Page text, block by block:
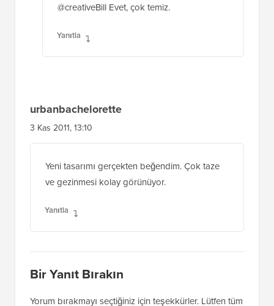
@creativeBill Evet, çok temiz.
Yanıtla
urbanbachelorette
3 Kas 2011, 13:10
Yeni tasarımı gerçekten beğendim. Çok taze
ve gezinmesi kolay görünüyor.
Yanıtla
Bir Yanıt Bırakın
Yorum bırakmayı seçtiğiniz için teşekkürler. Lütfen tüm